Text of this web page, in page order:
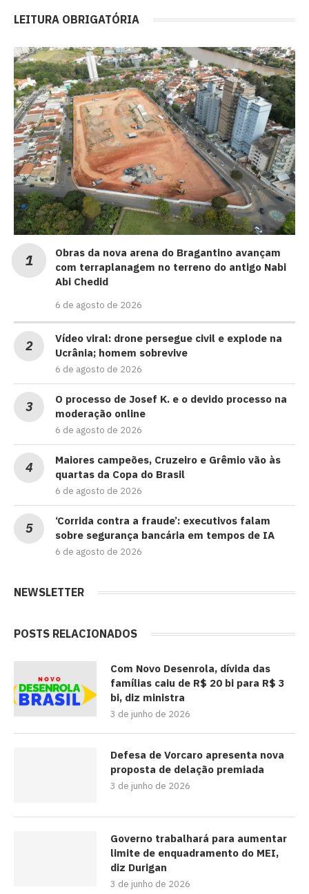
LEITURA OBRIGATÓRIA
Obras da nova arena do Bragantino avançam
com terraplanagem no terreno do antigo Nabi
Abi Chedid
6 de agosto de 2026
Vídeo viral: drone persegue civil e explode na
Ucrânia; homem sobrevive
6 de agosto de 2026
O processo de Josef K. e o devido processo na
moderação online
6 de agosto de 2026
Maiores campeões, Cruzeiro e Grêmio vão às
quartas da Copa do Brasil
6 de agosto de 2026
‘Corrida contra a fraude’: executivos falam
sobre segurança bancária em tempos de IA
6 de agosto de 2026
NEWSLETTER
POSTS RELACIONADOS
Com Novo Desenrola, dívida das
famílias caiu de R$ 20 bi para R$ 3
bi, diz ministra
3 de junho de 2026
Defesa de Vorcaro apresenta nova
proposta de delação premiada
3 de junho de 2026
Governo trabalhará para aumentar
limite de enquadramento do MEI,
diz Durigan
3 de junho de 2026